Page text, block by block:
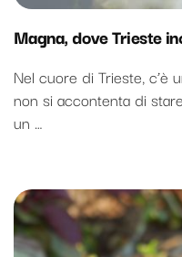
Magna, dove Trieste
Nel cuore di Trieste, c’è
non si accontenta di
un …